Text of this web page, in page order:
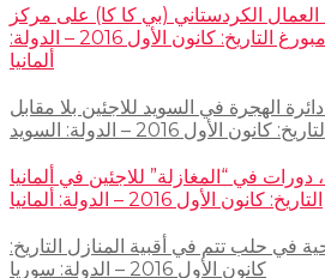
الكردستاني (بي كا كا) على مركز
ثقافيّ تركيّ في هامبورغ التاريخ: كانون الأول 2016 – الدولة:
ألمانيا
الهجرة في السويد للاجئين بلا مقابل
التاريخ: كانون الأول 2016 – الدولة: السويد
دورات في “المغازلة” للاجئين في ألمانيا
التاريخ: كانون الأول 2016 – الدولة: ألمانيا
في حلب تتم في أقبية المنازل التاريخ:
كانون الأول 2016 – الدولة: سوريا